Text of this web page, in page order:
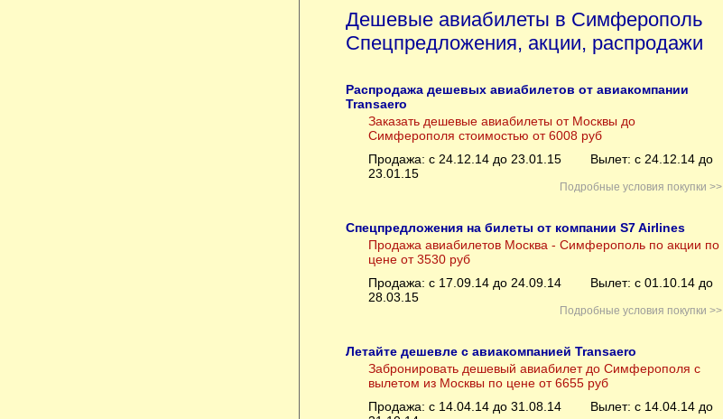
Дешевые авиабилеты в Симферополь
Спецпредложения, акции, распродажи
Распродажа дешевых авиабилетов от авиакомпании
Transaero
Заказать дешевые авиабилеты от Москвы до
Симферополя стоимостью от 6008 руб
Продажа: с 24.12.14 до 23.01.15
Вылет: с 24.12.14 до
23.01.15
Подробные условия покупки >>
Спецпредложения на билеты от компании S7 Airlines
Продажа авиабилетов Москва - Симферополь по акции по
цене от 3530 руб
Продажа: с 17.09.14 до 24.09.14
Вылет: с 01.10.14 до
28.03.15
Подробные условия покупки >>
Летайте дешевле с авиакомпанией Transaero
Забронировать дешевый авиабилет до Симферополя с
вылетом из Москвы по цене от 6655 руб
Продажа: с 14.04.14 до 31.08.14
Вылет: с 14.04.14 до